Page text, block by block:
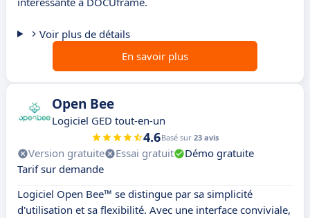
Voir plus de détails
En savoir plus
Open Bee
Logiciel GED tout-en-un
4.6Basé sur 23 avis
Version gratuite Essai gratuit
Démo gratuite
Tarif sur demande
Logiciel Open Bee™ se distingue par sa simplicité
d'utilisation et sa flexibilité. Avec une interface conviviale,